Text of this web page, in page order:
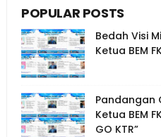
POPULAR POSTS
Bedah Visi
Ketua BEM
Pandangan
Ketua BEM
GO KTR”